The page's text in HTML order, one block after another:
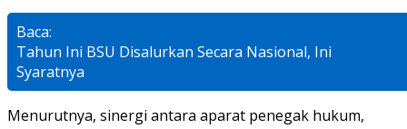
Baca:
Tahun Ini BSU Disalurkan Secara Nasional, Ini
Syaratnya
Menurutnya, sinergi antara aparat penegak hukum,